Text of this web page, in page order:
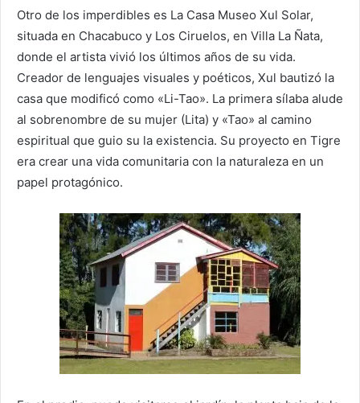
Otro de los imperdibles es La Casa Museo Xul Solar,
situada en Chacabuco y Los Ciruelos, en Villa La Ñata,
donde el artista vivió los últimos años de su vida.
Creador de lenguajes visuales y poéticos, Xul bautizó la
casa que modificó como «Li-Tao». La primera sílaba alude
al sobrenombre de su mujer (Lita) y «Tao» al camino
espiritual que guio su la existencia. Su proyecto en Tigre
era crear una vida comunitaria con la naturaleza en un
papel protagónico.